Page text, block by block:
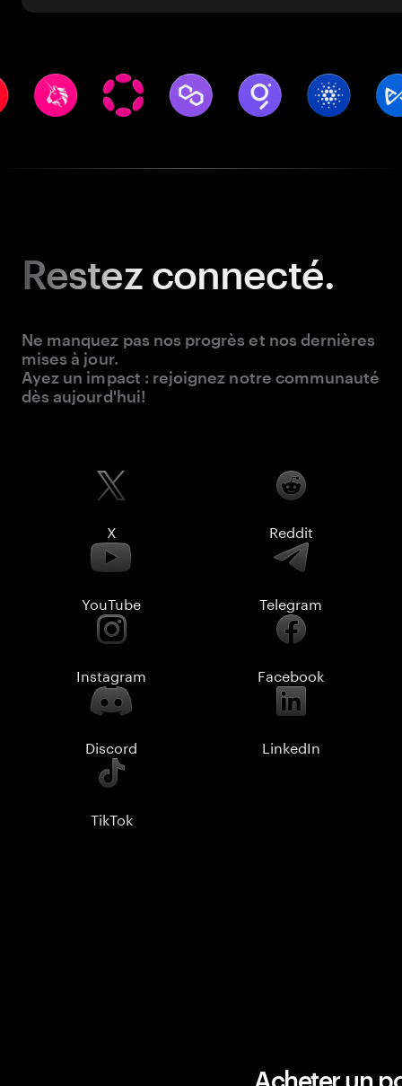
Restezconnecté.
Ne manquez pas nos progrès et nos dernières
mises à jour.
Ayez un impact : rejoignez notre communauté
dès aujourd'hui!
X Reddit
YouTube Telegram
Instagram Facebook
Discord LinkedIn
TikTok
Acheter un